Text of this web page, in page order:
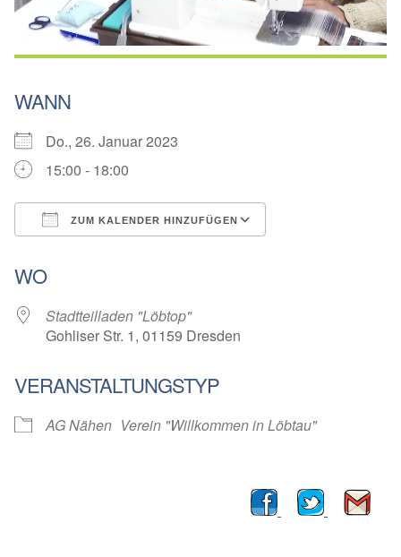
WANN
Do., 26. Januar 2023
15:00 - 18:00
ZUM KALENDER HINZUFÜGEN
WO
Stadtteilladen "Löbtop"
Gohliser Str. 1, 01159 Dresden
VERANSTALTUNGSTYP
AG Nähen Verein "Willkommen in Löbtau"